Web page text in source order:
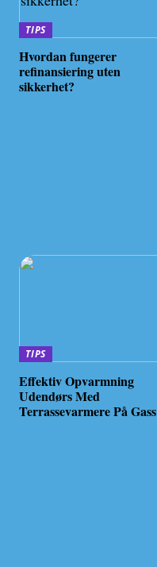
TIPS
Hvordan fungerer
refinansiering uten
sikkerhet?
TIPS
Effektiv Opvarmning
Udendørs Med
Terrassevarmere På Gass